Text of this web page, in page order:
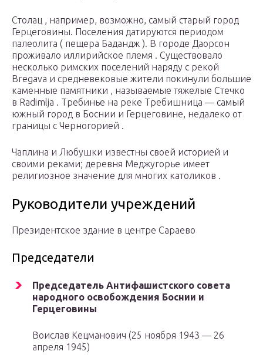
Столац , например, возможно, самый старый город
Герцеговины. Поселения датируются периодом
палеолита ( пещера Бадандж ). В городе Даорсон
проживало иллирийское племя . Существовало
несколько римских поселений наряду с рекой
Bregava и средневековые жители покинули большие
каменные памятники , называемые тяжелые Стечко
в Radimlja . Требинье на реке Требишница — самый
южный город в Боснии и Герцеговине, недалеко от
границы с Черногорией .
Чаплина и Любушки известны своей историей и
своими реками; деревня Меджугорье имеет
религиозное значение для многих католиков .
Руководители учреждений
Президентское здание в центре Сараево
Председатели
Председатель Антифашистского совета
народного освобождения Боснии и
Герцеговины
Воислав Кецманович (25 ноября 1943 — 26
апреля 1945)